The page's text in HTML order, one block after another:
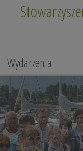
Wydarzenia